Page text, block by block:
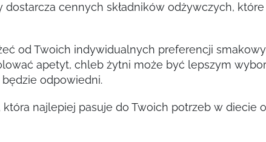
cennych składników odżywczych,
od Twoich indywidualnych preferencji
apetyt, chleb żytni może być lepszym
odpowiedni.
najlepiej pasuje do Twoich potrzeb w diecie